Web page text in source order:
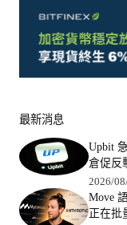
最新消息
Upbit
倉促反
2026/
Move
正在批